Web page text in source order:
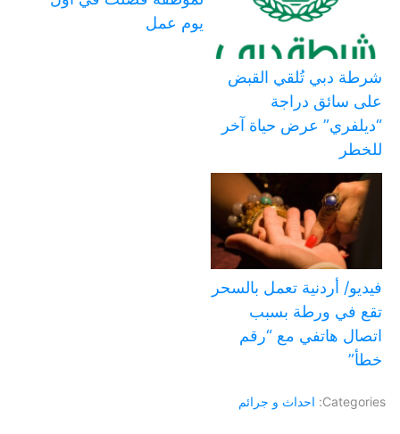
شرطة دبي تُلقي القبض
على سائق دراجة
“ديلفري” عرض حياة آخر
للخطر
يوم عمل
فيديو/ أردنية تعمل بالسحر
تقع في ورطة بسبب
اتصال هاتفي مع “رقم
خطأ”
Categories: احداث و جرائم